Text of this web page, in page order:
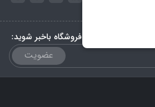
و جدیدترین‌های فروشگاه باخبر شوید:
عضویت